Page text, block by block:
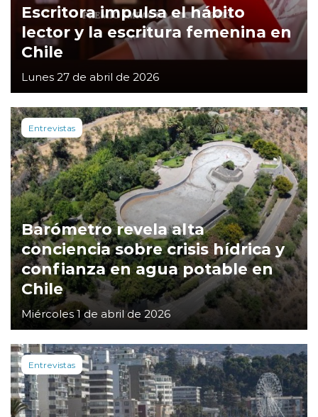
Escritora impulsa el hábito
lector y la escritura femenina en
Chile
Lunes 27 de abril de 2026
Entrevistas
Barómetro revela alta
conciencia sobre crisis hídrica y
confianza en agua potable en
Chile
Miércoles 1 de abril de 2026
Entrevistas